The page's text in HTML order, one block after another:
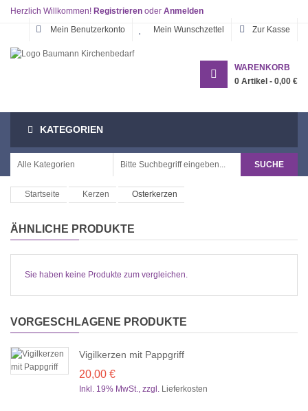
Herzlich Willkommen! Registrieren oder Anmelden
Mein Benutzerkonto
Mein Wunschzettel Zur Kasse
WARENKORB
0 Artikel - 0,00 €
KATEGORIEN
SUCHE
Startseite Kerzen Osterkerzen
ÄHNLICHE PRODUKTE
Sie haben keine Produkte zum vergleichen.
VORGESCHLAGENE PRODUKTE
Vigilkerzen mit Pappgriff
20,00 €
Inkl. 19% MwSt., zzgl. Lieferkosten